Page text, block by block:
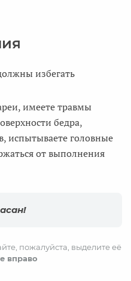
избегать
имеете травмы
бедра,
испытываете головные
от выполнения
пожалуйста, выделите её
вправо